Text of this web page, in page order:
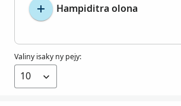
Hampiditra olona
Valiny isaky ny pejy: